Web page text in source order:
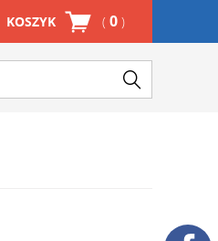
KOSZYK ( 0 )